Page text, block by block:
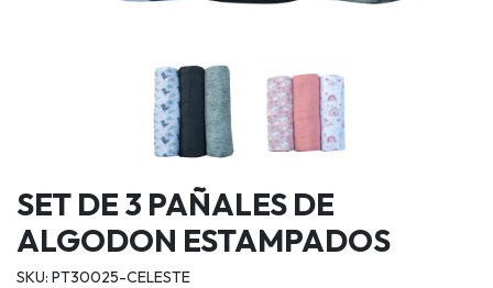
SET DE 3 PAÑALES DE
ALGODON ESTAMPADOS
SKU: PT30025-CELESTE